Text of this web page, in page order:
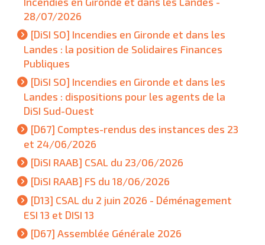
28/07/2026
[DiSI SO] Incendies en Gironde et dans les
Landes : la position de Solidaires Finances
Publiques
[DiSI SO] Incendies en Gironde et dans les
Landes : dispositions pour les agents de la
DiSI Sud-Ouest
[D67] Comptes-rendus des instances des 23
et 24/06/2026
[DiSI RAAB] CSAL du 23/06/2026
[DiSI RAAB] FS du 18/06/2026
[D13] CSAL du 2 juin 2026 - Déménagement
ESI 13 et DISI 13
[D67] Assemblée Générale 2026